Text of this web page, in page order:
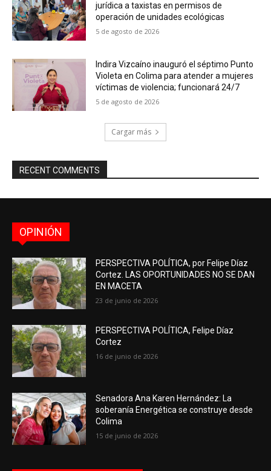
jurídica a taxistas en permisos de
operación de unidades ecológicas
5 de agosto de 2026
Indira Vizcaíno inauguró el séptimo Punto
Violeta en Colima para atender a mujeres
víctimas de violencia; funcionará 24/7
5 de agosto de 2026
Cargar más
RECENT COMMENTS
OPINIÓN
PERSPECTIVA POLÍTICA, por Felipe Díaz
Cortez. LAS OPORTUNIDADES NO SE DAN
EN MACETA
23 de junio de 2026
PERSPECTIVA POLÍTICA, Felipe Díaz
Cortez
16 de junio de 2026
Senadora Ana Karen Hernández: La
soberanía Energética se construye desde
Colima
15 de junio de 2026